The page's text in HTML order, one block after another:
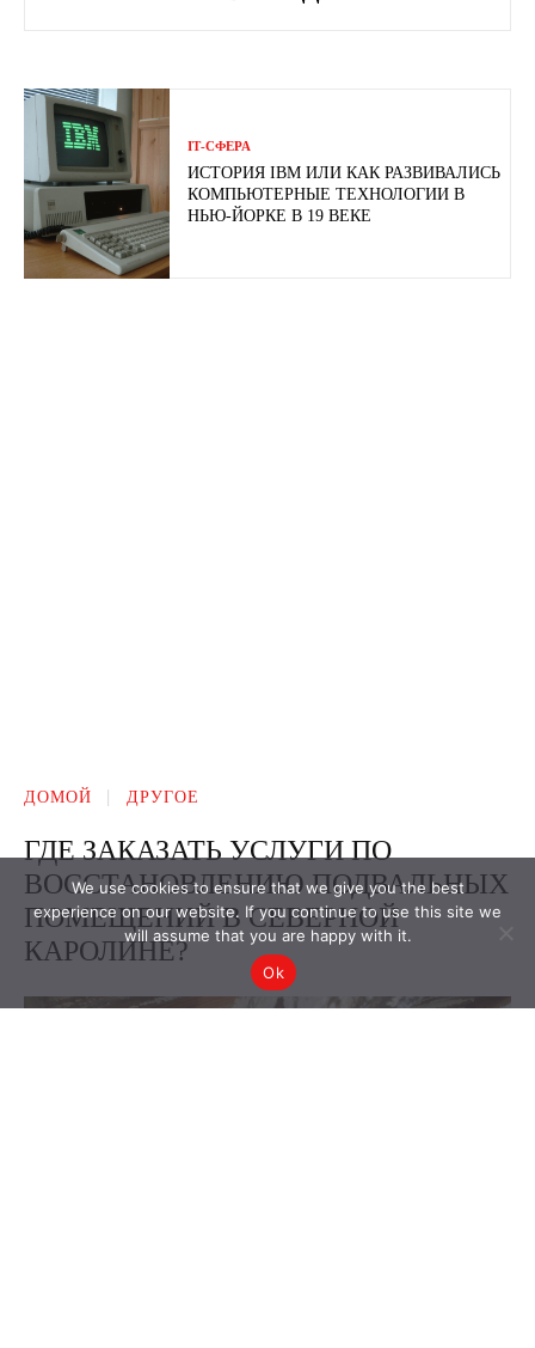
ІТ-СФЕРА
ИСТОРИЯ IBM ИЛИ КАК РАЗВИВАЛИСЬ
КОМПЬЮТЕРНЫЕ ТЕХНОЛОГИИ В
НЬЮ-ЙОРКЕ В 19 ВЕКЕ
We use cookies to ensure that we give you the best
experience on our website. If you continue to use this site we
will assume that you are happy with it.
Ok